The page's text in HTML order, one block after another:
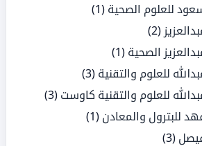
للعلوم الصحية (1)
(2)
الصحية (1)
للعلوم والتقنية (3)
للعلوم والتقنية كاوست (3)
للبترول والمعادن (1)
(3)